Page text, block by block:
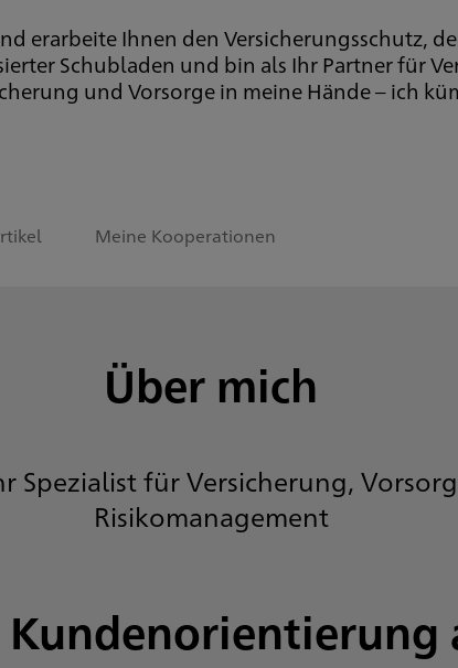
erarbeite Ihnen den Versicherungsschutz,
Schubladen und bin als Ihr Partner für
und Vorsorge in meine Hände – ich
Meine Kooperationen
Über mich
Spezialist für Versicherung,
Risikomanagement
Kundenorientierung